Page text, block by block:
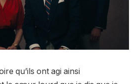
qu’ils ont agi ainsi